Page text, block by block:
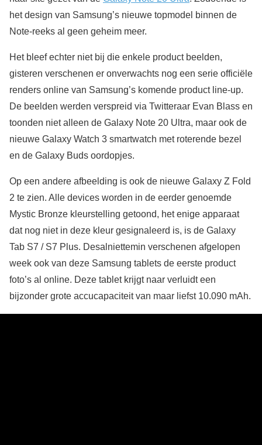
het design van Samsung’s nieuwe topmodel binnen de
Note-reeks al geen geheim meer.
Het bleef echter niet bij die enkele product beelden,
gisteren verschenen er onverwachts nog een serie officiële
renders online van Samsung’s komende product line-up.
De beelden werden verspreid via Twitteraar Evan Blass en
toonden niet alleen de Galaxy Note 20 Ultra, maar ook de
nieuwe Galaxy Watch 3 smartwatch met roterende bezel
en de Galaxy Buds oordopjes.
Op een andere afbeelding is ook de nieuwe Galaxy Z Fold
2 te zien. Alle devices worden in de eerder genoemde
Mystic Bronze kleurstelling getoond, het enige apparaat
dat nog niet in deze kleur gesignaleerd is, is de Galaxy
Tab S7 / S7 Plus. Desalniettemin verschenen afgelopen
week ook van deze Samsung tablets de eerste product
foto’s al online. Deze tablet krijgt naar verluidt een
bijzonder grote accucapaciteit van maar liefst 10.090 mAh.